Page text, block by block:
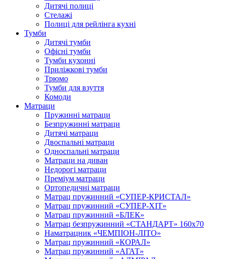
Дитячі полиці
Стелажі
Полиці для рейлінга кухні
Тумби
Дитячі тумби
Офісні тумби
Тумби кухонні
Приліжкові тумби
Трюмо
Тумби для взуття
Комоди
Матраци
Пружинні матраци
Безпружинні матраци
Дитячі матраци
Двоспальні матраци
Односпальні матраци
Матраци на диван
Недорогі матраци
Преміум матраци
Ортопедичні матраци
Матрац пружинний «СУПЕР-КРИСТАЛ»
Матрац пружинний «СУПЕР-ХІТ»
Матрац пружинний «БЛЕК»
Матрац безпружинний «СТАНДАРТ» 160х70
Наматрацник «ЧЕМПІОН-ЛІТО»
Матрац пружинний «КОРАЛ»
Матрац пружинний «АГАТ»